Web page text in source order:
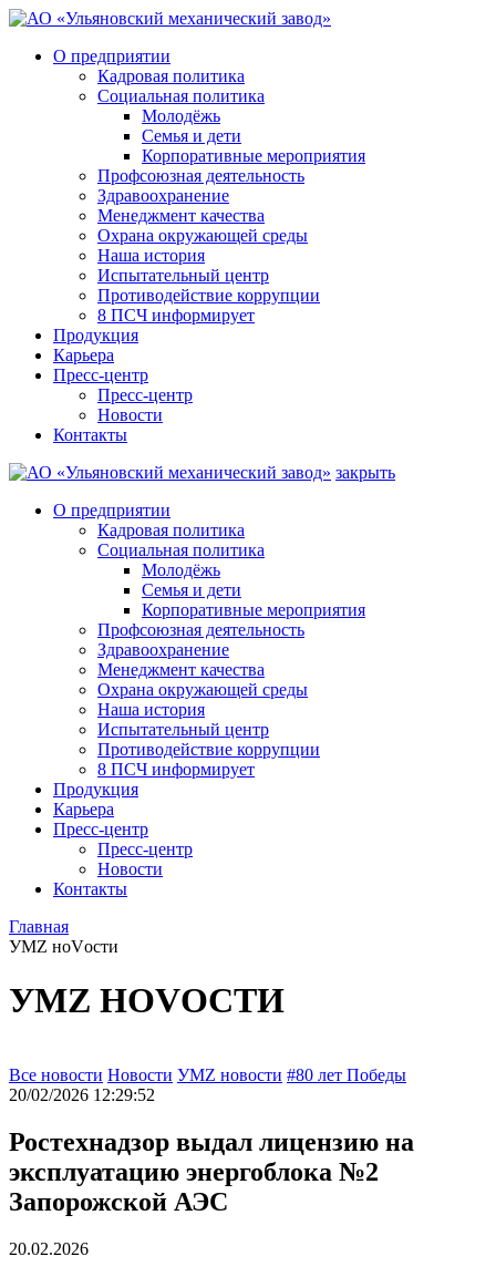
О предприятии
Кадровая политика
Социальная политика
Молодёжь
Семья и дети
Корпоративные мероприятия
Профсоюзная деятельность
Здравоохранение
Менеджмент качества
Охрана окружающей среды
Наша история
Испытательный центр
Противодействие коррупции
8 ПСЧ информирует
Продукция
Карьера
Пресс-центр
Пресс-центр
Новости
Контакты
закрыть
О предприятии
Кадровая политика
Социальная политика
Молодёжь
Семья и дети
Корпоративные мероприятия
Профсоюзная деятельность
Здравоохранение
Менеджмент качества
Охрана окружающей среды
Наша история
Испытательный центр
Противодействие коррупции
8 ПСЧ информирует
Продукция
Карьера
Пресс-центр
Пресс-центр
Новости
Контакты
Главная
УМZ ноVости
УМZ НОVОСТИ
Все новости Новости УМZ новости #80 лет Победы
20/02/2026 12:29:52
Ростехнадзор выдал лицензию на
эксплуатацию энергоблока №2
Запорожской АЭС
20.02.2026